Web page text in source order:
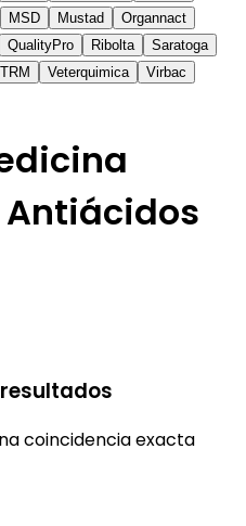
MSD Mustad
Organnact
QualityPro Ribolta
Saratoga
TRM Veterquimica
Virbac
coincidencia exacta